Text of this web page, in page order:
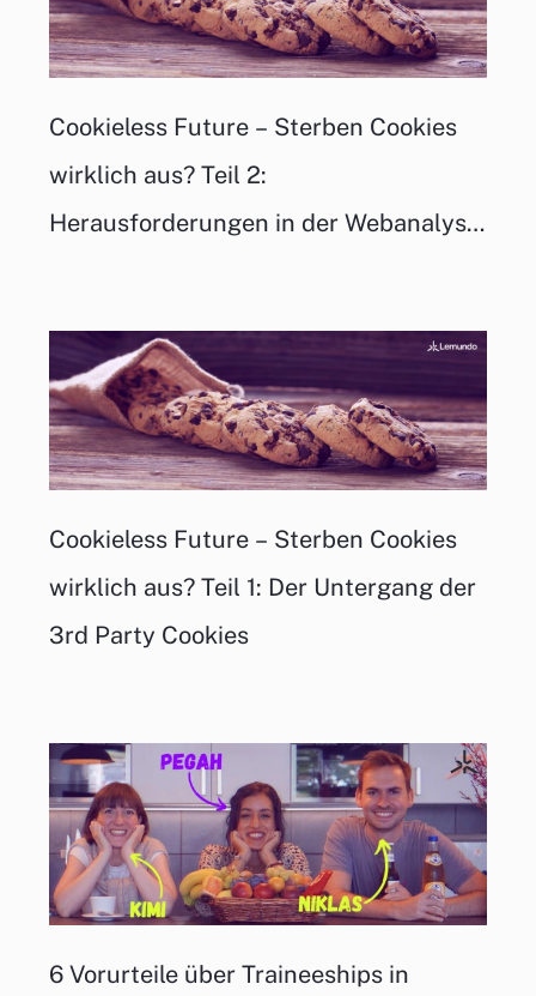
Cookieless Future – Sterben Cookies
wirklich aus? Teil 2:
Herausforderungen in der Webanalyse
Cookieless Future – Sterben Cookies
wirklich aus? Teil 1: Der Untergang der
3rd Party Cookies
6 Vorurteile über Traineeships in